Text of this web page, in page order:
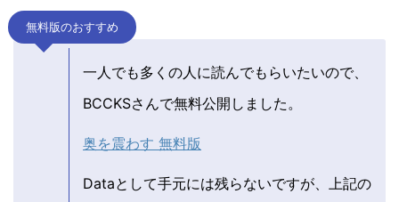
無料版のおすすめ
一人でも多くの人に読んでもらいたいので、
BCCKSさんで無料公開しました。
奥を震わす 無料版
Dataとして手元には残らないですが、上記の